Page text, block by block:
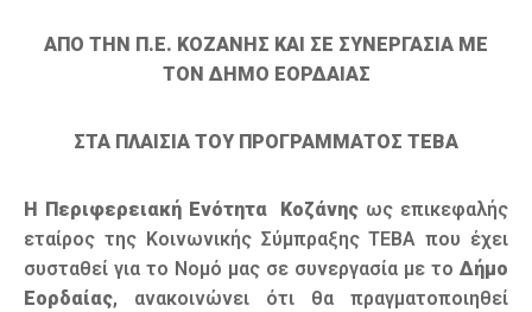
ΑΠΟ ΤΗΝ Π.Ε. ΚΟΖΑΝΗΣ ΚΑΙ ΣΕ ΣΥΝΕΡΓΑΣΙΑ ΜΕ
ΤΟΝ ΔΗΜΟ ΕΟΡΔΑΙΑΣ
ΣΤΑ ΠΛΑΙΣΙΑ ΤΟΥ ΠΡΟΓΡΑΜΜΑΤΟΣ ΤΕΒΑ
Η Περιφερειακή Ενότητα Κοζάνης ως επικεφαλής
εταίρος της Κοινωνικής Σύμπραξης ΤΕΒΑ που έχει
συσταθεί για το Νομό μας σε συνεργασία με το Δήμο
Εορδαίας, ανακοινώνει ότι θα πραγματοποιηθεί